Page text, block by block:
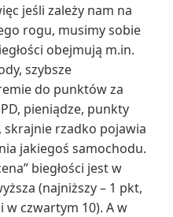
jeśli zależy nam na
rogu, musimy sobie
obejmują m.in.
szybsze
do punktów za
pieniądze, punkty
rzadko pojawia
jakiegoś samochodu.
biegłości jest w
(najniższy – 1 pkt,
w czwartym 10). A w